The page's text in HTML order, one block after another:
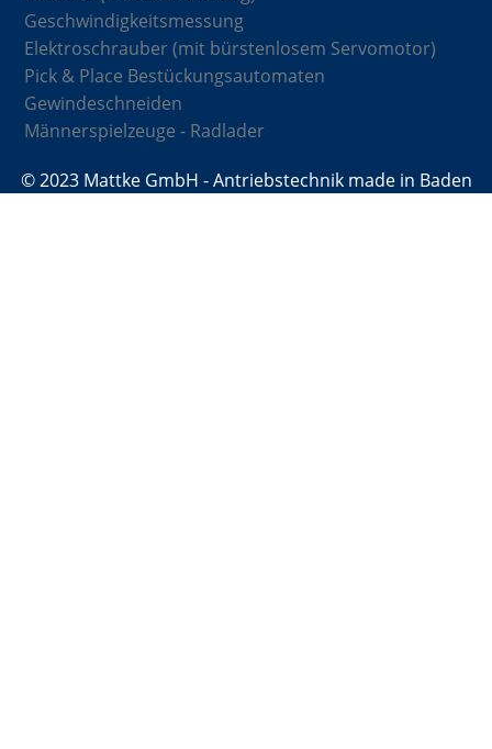
Geschwindigkeitsmessung
Elektroschrauber (mit bürstenlosem Servomotor)
Pick & Place Bestückungsautomaten
Gewindeschneiden
Männerspielzeuge - Radlader
© 2023 Mattke GmbH - Antriebstechnik made in Baden